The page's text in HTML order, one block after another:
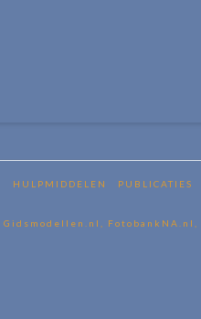
HULPMIDDELEN PUBLICATIES
Gidsmodellen.nl, FotobankNA.nl,